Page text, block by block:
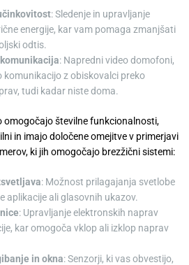
: Sledenje in upravljanje
energije, kar vam pomaga zmanjšati
odtis.
: Napredni video domofoni,
komunikacijo z obiskovalci preko
tudi kadar niste doma.
omogočajo številne funkcionalnosti,
in imajo določene omejitve v primerjavi
ki jih omogočajo brezžični sistemi:
: Možnost prilagajanja svetlobe
aplikacije ali glasovnih ukazov.
: Upravljanje elektronskih naprav
kar omogoča vklop ali izklop naprav
in okna: Senzorji, ki vas obvestijo,